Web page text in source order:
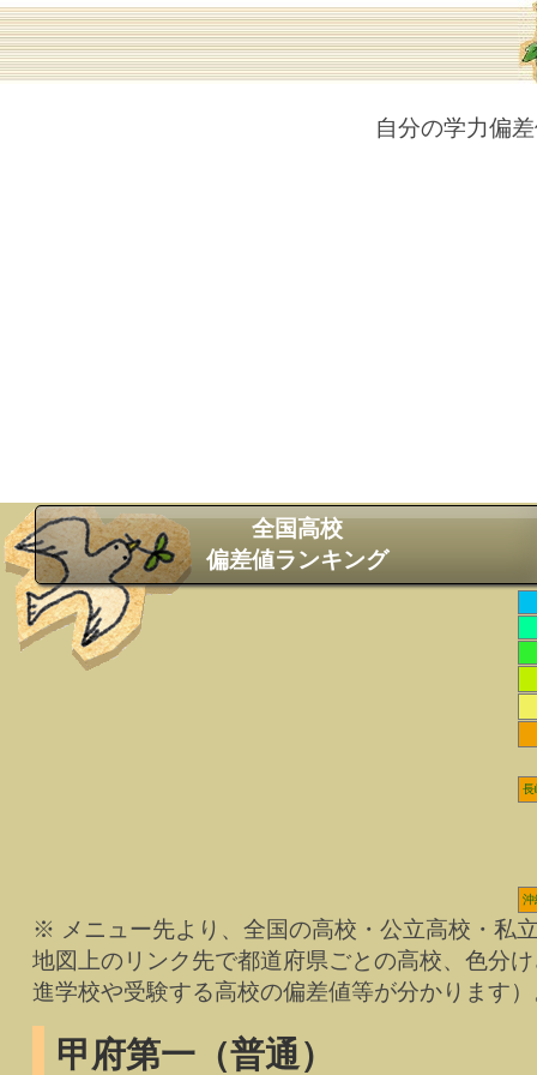
自分の学力偏
全国高校
偏差値ランキング
長
沖
※ メニュー先より、全国の高校・公立高校・私
地図上のリンク先で都道府県ごとの高校、色分
進学校や受験する高校の偏差値等が分かります
甲府第一（普通）